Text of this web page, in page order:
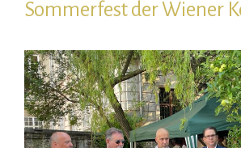
Sommerfest der Wiener